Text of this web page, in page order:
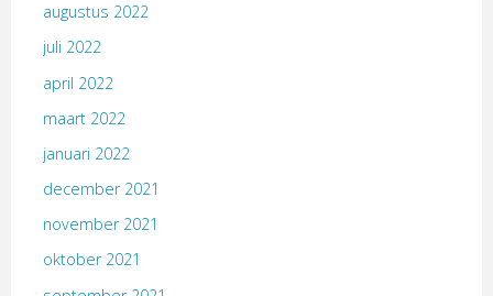
augustus 2022
juli 2022
april 2022
maart 2022
januari 2022
december 2021
november 2021
oktober 2021